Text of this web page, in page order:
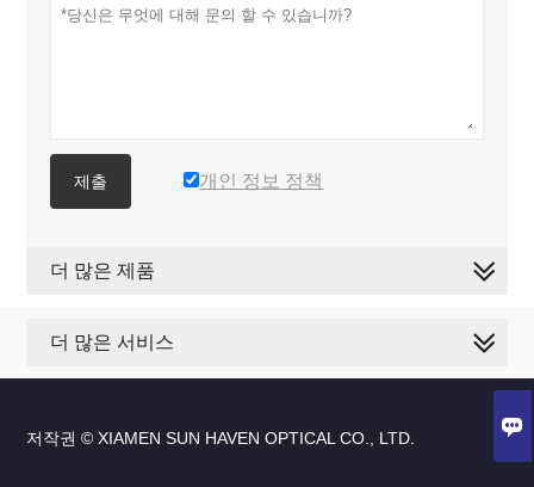

제출 개인 정보 정책
더 많은 제품
더 많은 서비스
저작권 © XIAMEN SUN HAVEN OPTICAL CO., LTD.